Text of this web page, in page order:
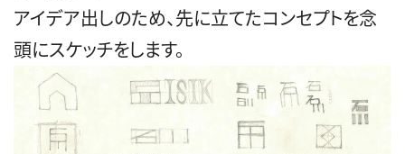
アイデア出しのため、先に立てたコンセプトを念
頭にスケッチをします。